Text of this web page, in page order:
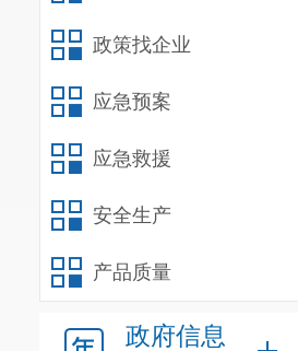
政策找企业
应急预案
应急救援
安全生产
产品质量
政府信息